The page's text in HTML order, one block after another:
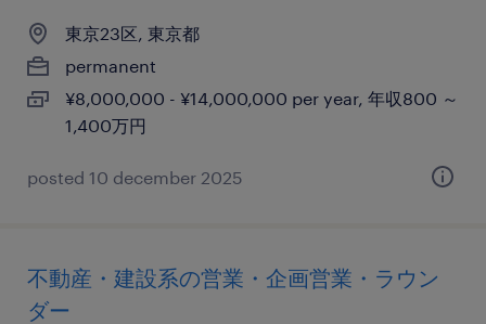
東京23区, 東京都
permanent
¥8,000,000 - ¥14,000,000 per year, 年収800 ～
1,400万円
posted 10 december 2025
不動産・建設系の営業・企画営業・ラウン
ダー